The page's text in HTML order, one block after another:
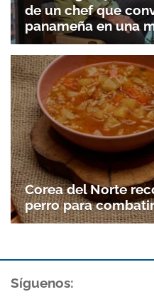
Gracias por
de un chef que
panameña en una
Corea del Norte
perro para
Síguenos: